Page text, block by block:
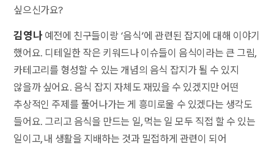
싶으신가요?
김영나 예전에 친구들이랑 ‘음식’에 관련된 잡지에 대해 이야기
했어요. 디테일한 작은 키워드나 이슈들이 음식이라는 큰 그림,
카테고리를 형성할 수 있는 개념의 음식 잡지가 될 수 있지
않을까 싶어요. 음식 잡지 자체도 재밌을 수 있겠지만 어떤
추상적인 주제를 풀어나가는 게 흥미로울 수 있겠다는 생각도
들어요. 그리고 음식을 만드는 일, 먹는 일 모두 직접 할 수 있는
일이고, 내 생활을 지배하는 것과 밀접하게 관련이 되어